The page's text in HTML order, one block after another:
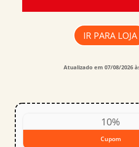
IR PARA LOJA
Atualizado em 07/08/2026
10%
Cupom